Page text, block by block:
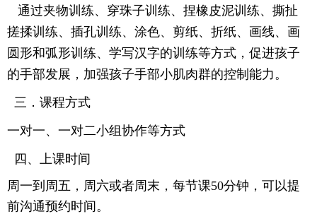
通过夹物训练、穿珠子训练、捏橡皮泥训练、撕扯
搓揉训练、插孔训练、涂色、剪纸、折纸、画线、画
圆形和弧形训练、学写汉字的训练等方式，促进孩子
的手部发展，加强孩子手部小肌肉群的控制能力。
三．课程方式
一对一、一对二小组协作等方式
四、上课时间
周一到周五，周六或者周末，每节课50分钟，可以提
前沟通预约时间。